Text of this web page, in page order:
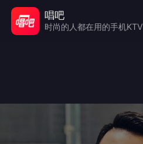
唱吧
时尚的人都在用的手机KTV